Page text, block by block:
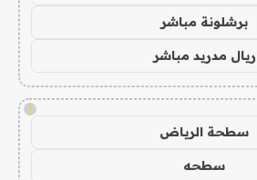
برشلونة مباشر
ريال مدريد مباشر
!
سطحة الرياض
سطحه